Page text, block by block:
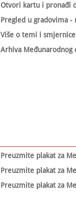
Otvori kartu i pronađi
Pregled u gradovima -
Više o temi i
Arhiva Međunarodnog
Preuzmite plakat za
Preuzmite plakat za
Preuzmite plakat za